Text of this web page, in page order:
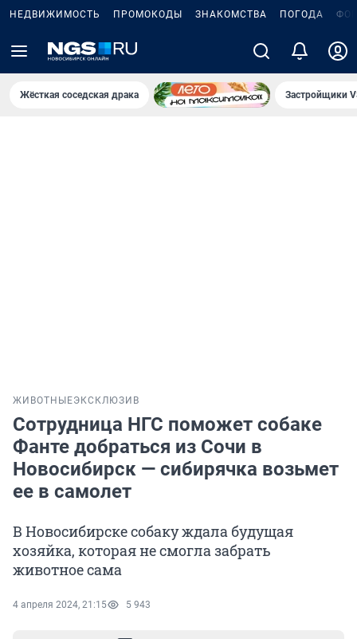
НЕДВИЖИМОСТЬ ПРОМОКОДЫ ЗНАКОМСТВА ПОГОДА
Жёсткая соседская драка Застройщики
ЖИВОТНЫЕЭКСКЛЮЗИВ
Сотрудница НГС поможет собаке
Фанте добраться из Сочи в
Новосибирск — сибирячка возьмет
ее в самолет
В Новосибирске собаку ждала будущая
хозяйка, которая не смогла забрать
животное сама
4 апреля 2024, 21:15 5 943